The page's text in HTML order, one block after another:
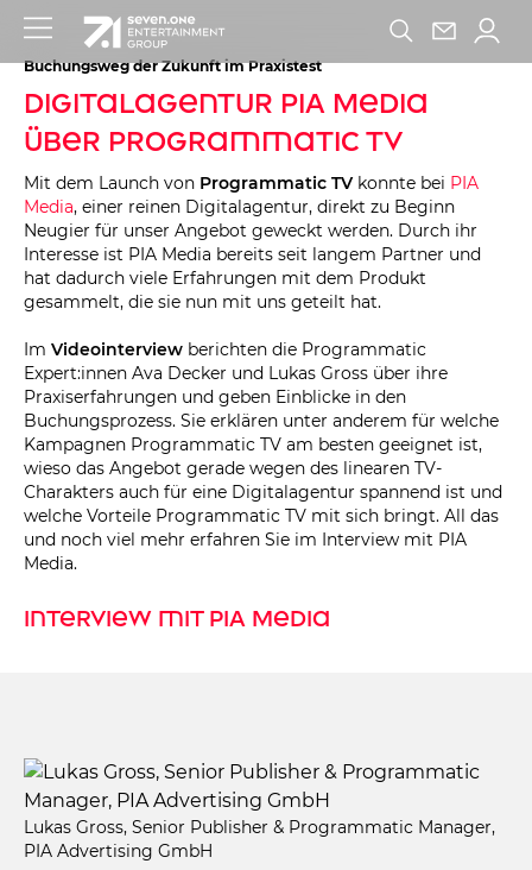
Buchungsweg der Zukunft im Praxistest
Digitalagentur PIA Media
über Programmatic TV
Mit dem Launch von Programmatic TV konnte bei PIA
Media, einer reinen Digitalagentur, direkt zu Beginn
Neugier für unser Angebot geweckt werden. Durch ihr
Interesse ist PIA Media bereits seit langem Partner und
hat dadurch viele Erfahrungen mit dem Produkt
gesammelt, die sie nun mit uns geteilt hat.
Im Videointerview berichten die Programmatic
Expert:innen Ava Decker und Lukas Gross über ihre
Praxiserfahrungen und geben Einblicke in den
Buchungsprozess. Sie erklären unter anderem für welche
Kampagnen Programmatic TV am besten geeignet ist,
wieso das Angebot gerade wegen des linearen TV-
Charakters auch für eine Digitalagentur spannend ist und
welche Vorteile Programmatic TV mit sich bringt. All das
und noch viel mehr erfahren Sie im Interview mit PIA
Media.
Interview mit PIA Media
Lukas Gross, Senior Publisher & Programmatic Manager,
PIA Advertising GmbH